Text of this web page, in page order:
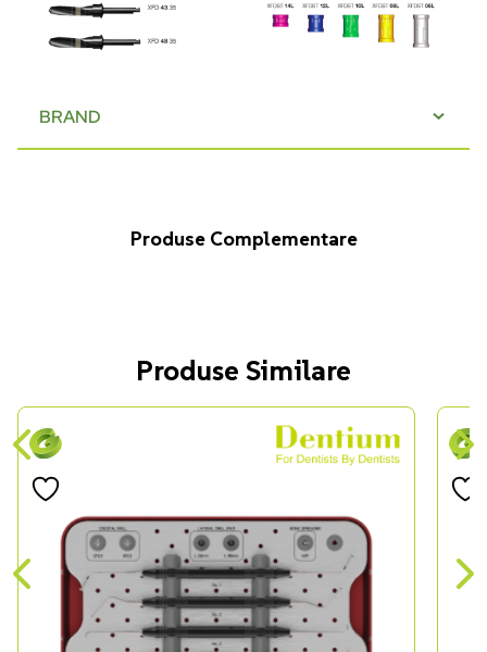
BRAND
Produse Complementare
Produse Similare